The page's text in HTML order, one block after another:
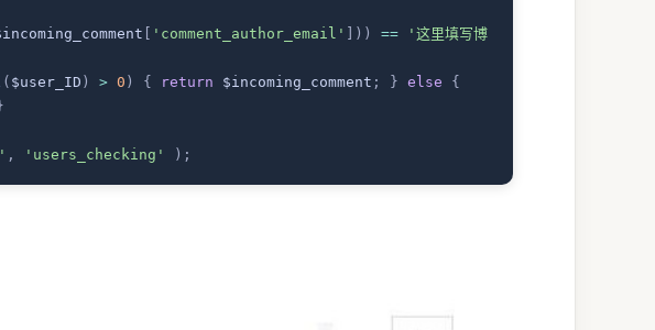
'comment_author_email' ])) == '这里填写博
( $user_ID ) > 0 ) { return $incoming_comment ; } else {
, 'users_checking' );